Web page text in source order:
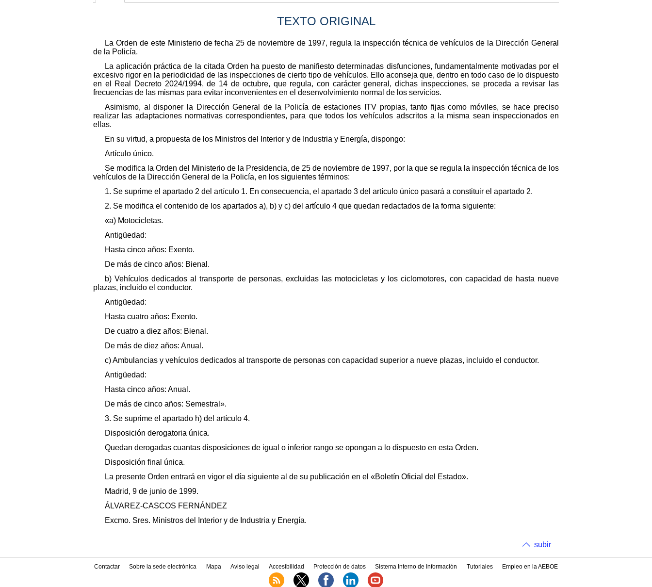
TEXTO ORIGINAL
La Orden de este Ministerio de fecha 25 de noviembre de 1997, regula la inspección técnica de vehículos de la Dirección General
de la Policía.
La aplicación práctica de la citada Orden ha puesto de manifiesto determinadas disfunciones, fundamentalmente motivadas por el
excesivo rigor en la periodicidad de las inspecciones de cierto tipo de vehículos. Ello aconseja que, dentro en todo caso de lo dispuesto
en el Real Decreto 2024/1994, de 14 de octubre, que regula, con carácter general, dichas inspecciones, se proceda a revisar las
frecuencias de las mismas para evitar inconvenientes en el desenvolvimiento normal de los servicios.
Asimismo, al disponer la Dirección General de la Policía de estaciones ITV propias, tanto fijas como móviles, se hace preciso
realizar las adaptaciones normativas correspondientes, para que todos los vehículos adscritos a la misma sean inspeccionados en
ellas.
En su virtud, a propuesta de los Ministros del Interior y de Industria y Energía, dispongo:
Artículo único.
Se modifica la Orden del Ministerio de la Presidencia, de 25 de noviembre de 1997, por la que se regula la inspección técnica de los
vehículos de la Dirección General de la Policía, en los siguientes términos:
1. Se suprime el apartado 2 del artículo 1. En consecuencia, el apartado 3 del artículo único pasará a constituir el apartado 2.
2. Se modifica el contenido de los apartados a), b) y c) del artículo 4 que quedan redactados de la forma siguiente:
«a) Motocicletas.
Antigüedad:
Hasta cinco años: Exento.
De más de cinco años: Bienal.
b) Vehículos dedicados al transporte de personas, excluidas las motocicletas y los ciclomotores, con capacidad de hasta nueve
plazas, incluido el conductor.
Antigüedad:
Hasta cuatro años: Exento.
De cuatro a diez años: Bienal.
De más de diez años: Anual.
c) Ambulancias y vehículos dedicados al transporte de personas con capacidad superior a nueve plazas, incluido el conductor.
Antigüedad:
Hasta cinco años: Anual.
De más de cinco años: Semestral».
3. Se suprime el apartado h) del artículo 4.
Disposición derogatoria única.
Quedan derogadas cuantas disposiciones de igual o inferior rango se opongan a lo dispuesto en esta Orden.
Disposición final única.
La presente Orden entrará en vigor el día siguiente al de su publicación en el «Boletín Oficial del Estado».
Madrid, 9 de junio de 1999.
ÁLVAREZ-CASCOS FERNÁNDEZ
Excmo. Sres. Ministros del Interior y de Industria y Energía.
subir
Contactar Sobre la sede electrónica Mapa Aviso legal Accesibilidad Protección de datos Sistema Interno de Información Tutoriales Empleo en la AEBOE